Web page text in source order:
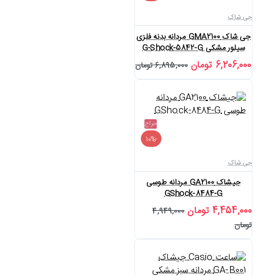
جی شاک
جی شاک GMA2100 مردانه بدنه فلزی
سیلور مشکی G-Shock-5842-G
6,206,000 تومان 6,895,000 تومان
حراج
-10%
جی شاک
جیشاک GA2100 مردانه طوسی
GShock-8484-G
4,454,000 تومان
4,949,000
تومان